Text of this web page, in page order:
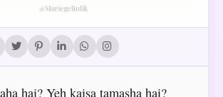
hai? Yeh kaisa tamasha hai?